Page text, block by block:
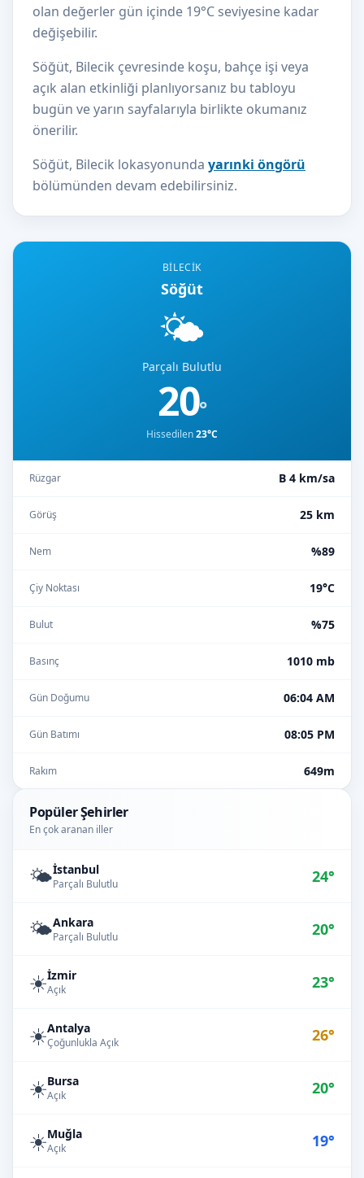
BILECIK
Söğüt
🌤️
Parçalı Bulutlu
20°
Hissedilen23°C
Rüzgar B 4 km/sa
Görüş 25 km
Nem %89
Çiy Noktası 19°C
Bulut %75
Basınç 1010 mb
Gün Doğumu 06:04 AM
Gün Batımı 08:05 PM
Rakım 649m
Popüler Şehirler
En çok aranan iller
🌤️İstanbul
Parçalı Bulutlu 24°
🌤️Ankara
Parçalı Bulutlu 20°
☀️İzmir
Açık 23°
☀️Antalya
Çoğunlukla Açık 26°
☀️Bursa
Açık 20°
☀️Muğla
Açık 19°
olan değerler gün içinde 19°C seviyesine kadar
değişebilir.
Söğüt, Bilecik çevresinde koşu, bahçe işi veya
açık alan etkinliği planlıyorsanız bu tabloyu
bugün ve yarın sayfalarıyla birlikte okumanız
önerilir.
Söğüt, Bilecik lokasyonunda yarınki öngörü
bölümünden devam edebilirsiniz.